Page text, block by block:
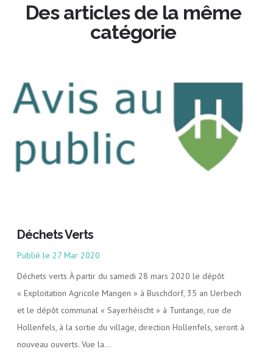
Des articles de la même
catégorie
Déchets Verts
27 Mar 2020
Déchets verts À partir du samedi 28 mars 2020 le dépôt
« Exploitation Agricole Mangen » à Buschdorf, 35 an Uerbech
et le dépôt communal « Sayerhéischt » à Tuntange, rue de
Hollenfels, à la sortie du village, direction Hollenfels, seront à
nouveau ouverts. Vue la...